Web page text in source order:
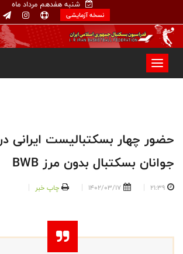
شنبه هفدهم مرداد ماه
نسخه آزمایشی
حضور چهار بسکتبالیست ایرانی
جوانان بسکتبال بدون مرز BWB
21:39
1402/03/17 چاپ خبر